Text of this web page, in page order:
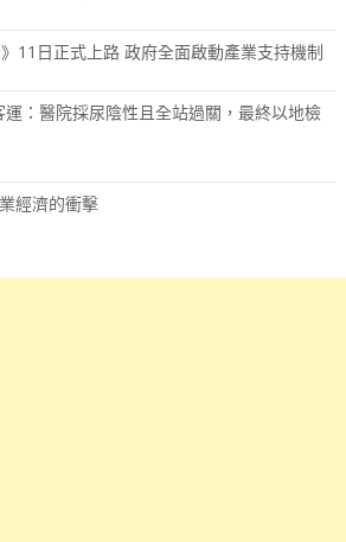
11日正式上路 政府全面啟動產業支持機制
：醫院採尿陰性且全站過關，最終以地檢
經濟的衝擊